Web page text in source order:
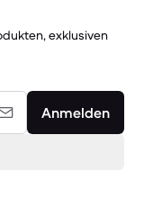
exklusiven
Anmelden